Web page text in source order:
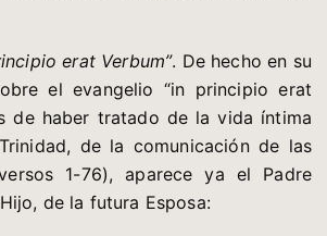
erat Verbum”. De hecho en su
el evangelio “in principio erat
de haber tratado de la vida íntima
de la comunicación de las
1-76), aparece ya el Padre
de la futura Esposa: